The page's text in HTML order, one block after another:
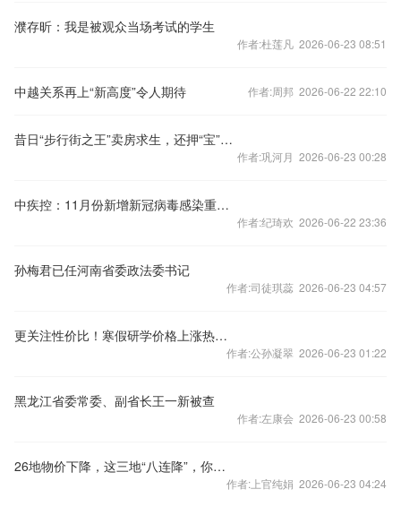
濮存昕：我是被观众当场考试的学生
作者:杜莲凡 2026-06-23 08:51
中越关系再上“新高度”令人期待 作者:周邦 2026-06-22 22:10
昔日“步行街之王”卖房求生，还押“宝”千元羽绒服
作者:巩河月 2026-06-23 00:28
中疾控：11月份新增新冠病毒感染重症病例135例
作者:纪琦欢 2026-06-22 23:36
孙梅君已任河南省委政法委书记
作者:司徒琪蕊 2026-06-23 04:57
更关注性价比！寒假研学价格上涨热度下降
作者:公孙凝翠 2026-06-23 01:22
黑龙江省委常委、副省长王一新被查
作者:左康会 2026-06-23 00:58
26地物价下降，这三地“八连降”，你家呢？
作者:上官纯娟 2026-06-23 04:24